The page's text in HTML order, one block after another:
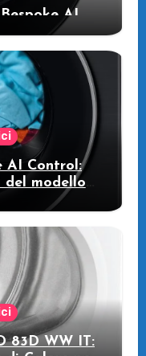
AI
la lavatrice
AI Control:
del modello
83D WW IT: